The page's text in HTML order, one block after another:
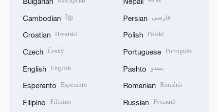
Cambodian ខ្មែរ
Croatian Hrvatski
Czech Český
English English
Esperanto Esperanto
Filipino Filipino
Persian فارسی
Polish Polski
Portuguese Português
Pashto پښتو
Romanian Română
Russian Русский